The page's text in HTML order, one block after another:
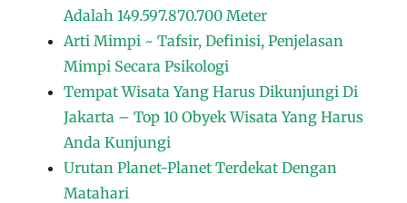
Adalah 149.597.870.700 Meter
Arti Mimpi ~ Tafsir, Definisi, Penjelasan
Mimpi Secara Psikologi
Tempat Wisata Yang Harus Dikunjungi Di
Jakarta – Top 10 Obyek Wisata Yang Harus
Anda Kunjungi
Urutan Planet-Planet Terdekat Dengan
Matahari